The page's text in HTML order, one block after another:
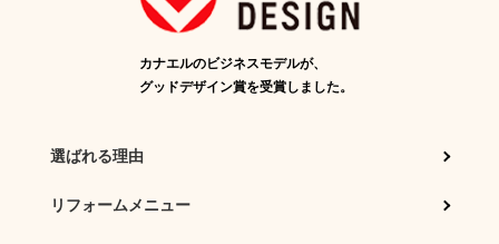
カナエルのビジネスモデルが、
グッドデザイン賞を受賞しました。
選ばれる理由
リフォームメニュー